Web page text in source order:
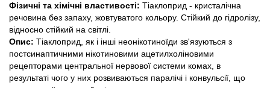
Фізичні та хімічні властивості: Тіаклоприд - кристалічна
речовина без запаху, жовтуватого кольору. Стійкий до гідролізу,
відносно стійкий на світлі.
Опис: Тіаклоприд, як і інші неонікотиноїди зв'язуються з
постсинаптичними нікотиновими ацетилхоліновими
рецепторами центральної нервової системи комах, в
результаті чого у них розвиваються паралічі і конвульсії, що